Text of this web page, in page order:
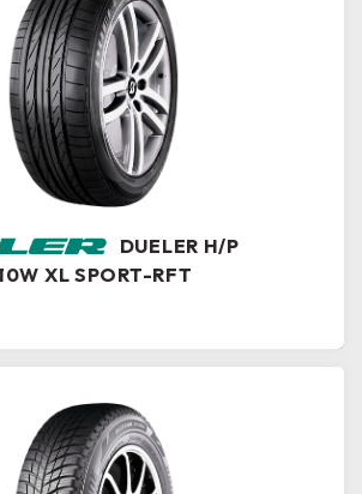
DUELER H/P
XL SPORT-RFT